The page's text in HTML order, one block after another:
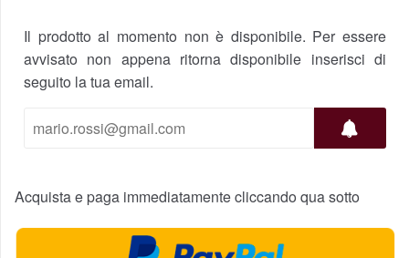
Il prodotto al momento non è disponibile. Per essere
avvisato non appena ritorna disponibile inserisci di
seguito la tua email.
Acquista e paga immediatamente cliccando qua sotto